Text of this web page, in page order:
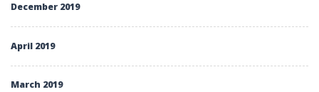
December 2019
April 2019
March 2019